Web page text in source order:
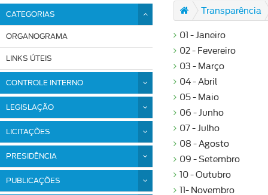
CATEGORIAS
ORGANOGRAMA
LINKS ÚTEIS
CONTROLE INTERNO
LEGISLAÇÃO
LICITAÇÕES
PRESIDÊNCIA
PUBLICAÇÕES
Transparência
01 - Janeiro
02 - Fevereiro
03 - Março
04 - Abril
05 - Maio
06 - Junho
07 - Julho
08 - Agosto
09 - Setembro
10 - Outubro
11- Novembro